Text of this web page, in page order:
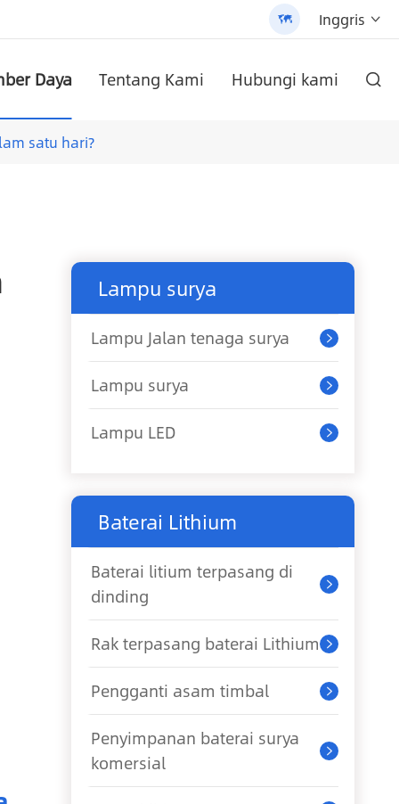
 Inggris 
Daya Tentang Kami Hubungi kami 
satu hari?
Lampu surya
Lampu Jalan tenaga surya 
Lampu surya 
Lampu LED 
Baterai Lithium
Baterai litium terpasang di
dinding

Rak terpasang baterai Lithium 
Pengganti asam timbal 
Penyimpanan baterai surya
komersial
